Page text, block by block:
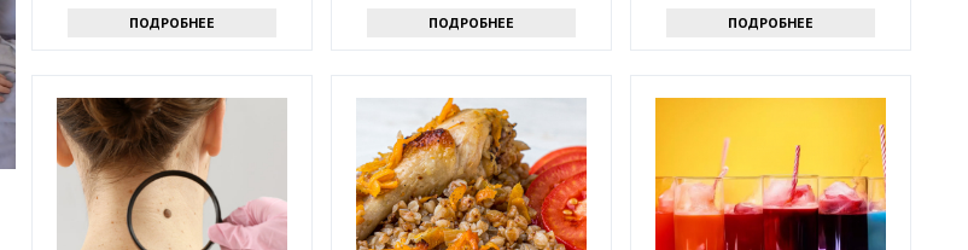
ПОДРОБНЕЕ ПОДРОБНЕЕ ПОДРОБНЕЕ